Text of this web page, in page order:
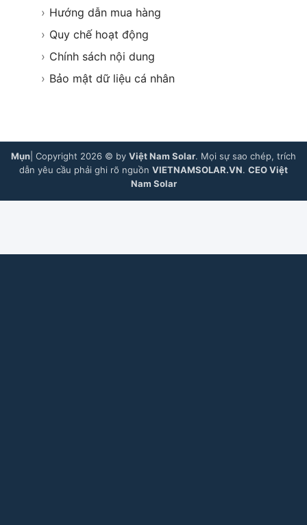
› Hướng dẫn mua hàng
› Quy chế hoạt động
› Chính sách nội dung
› Bảo mật dữ liệu cá nhân
Mụn | Copyright 2026 © by Việt Nam Solar. Mọi sự sao chép, trích
dẫn yêu cầu phải ghi rõ nguồn VIETNAMSOLAR.VN. CEO Việt
Nam Solar